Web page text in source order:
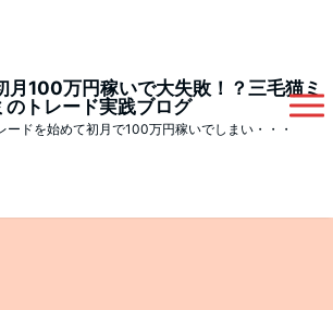
月100万円稼いで大失敗！？三毛猫ミ
のトレード実践ブログ
ードを始めて初月で100万円稼いでしまい・・・